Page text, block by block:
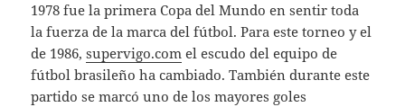
1978 fue la primera Copa del Mundo en sentir toda
la fuerza de la marca del fútbol. Para este torneo y el
de 1986,supervigo.com el escudo del equipo de
fútbol brasileño ha cambiado. También durante este
partido se marcó uno de los mayores goles